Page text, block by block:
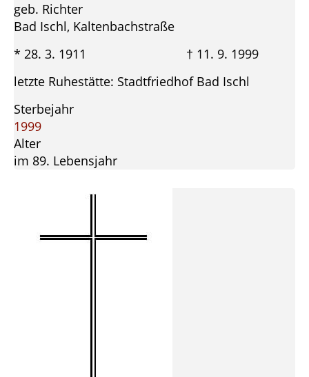
geb. Richter
Bad Ischl, Kaltenbachstraße
* 28. 3. 1911 † 11. 9. 1999
letzte Ruhestätte: Stadtfriedhof Bad Ischl
Sterbejahr
1999
Alter
im 89. Lebensjahr